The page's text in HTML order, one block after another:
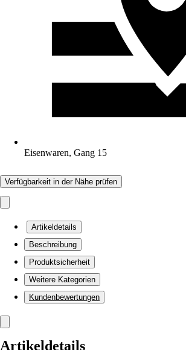
Eisenwaren, Gang 15
Verfügbarkeit in der Nähe prüfen
Artikeldetails
Beschreibung
Produktsicherheit
Weitere Kategorien
Kundenbewertungen
Artikeldetails